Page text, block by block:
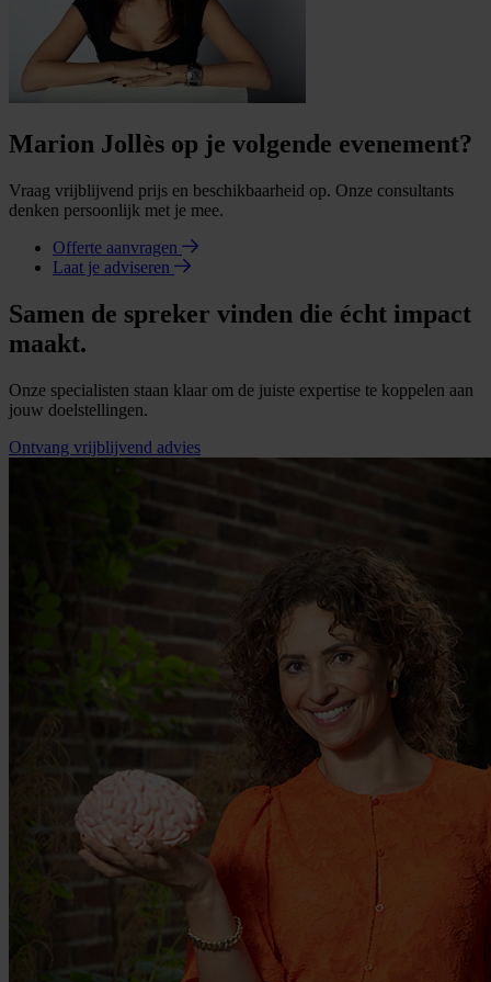
Marion Jollès op je volgende evenement?
Vraag vrijblijvend prijs en beschikbaarheid op. Onze consultants
denken persoonlijk met je mee.
Offerte aanvragen
Laat je adviseren
Samen de spreker vinden die écht impact
maakt.
Onze specialisten staan klaar om de juiste expertise te koppelen aan
jouw doelstellingen.
Ontvang vrijblijvend advies